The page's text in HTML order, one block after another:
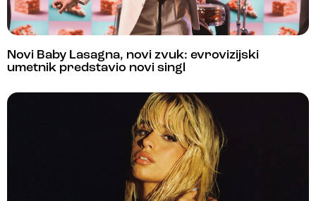
Novi Baby Lasagna, novi zvuk: evrovizijski
umetnik predstavio novi singl